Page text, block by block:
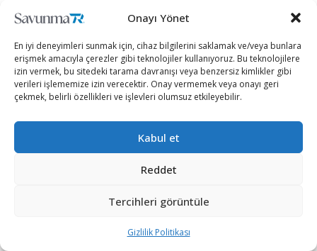
Onayı Yönet
En iyi deneyimleri sunmak için, cihaz bilgilerini saklamak ve/veya bunlara
erişmek amacıyla çerezler gibi teknolojiler kullanıyoruz. Bu teknolojilere
izin vermek, bu sitedeki tarama davranışı veya benzersiz kimlikler gibi
verileri işlememize izin verecektir. Onay vermemek veya onayı geri
çekmek, belirli özellikleri ve işlevleri olumsuz etkileyebilir.
Kabul et
Reddet
Tercihleri görüntüle
Gizlilik Politikası
“Etkin, Güvenilir, Haberdar”
+90 530 308 17 96